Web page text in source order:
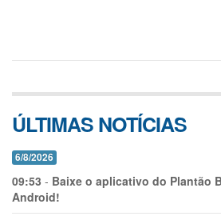
ÚLTIMAS NOTÍCIAS
6/8/2026
09:53 - Baixe o aplicativo do Plantão
Android!